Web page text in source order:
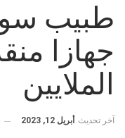
طبيب
جهازا
الملايين
آخر تحديث أبريل 12, 2023